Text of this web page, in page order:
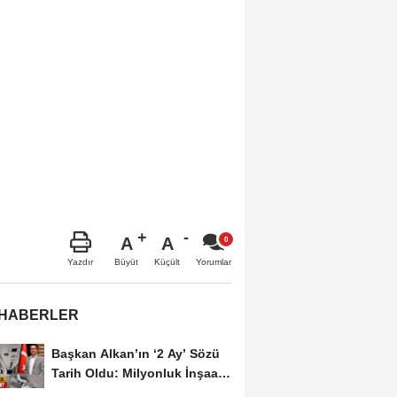
Yazdır
A
Büyüt
A
Küçült Yorumlar
Başkan Alkan’ın ‘2 Ay’ Sözü
Tarih Oldu: Milyonluk İnşaat